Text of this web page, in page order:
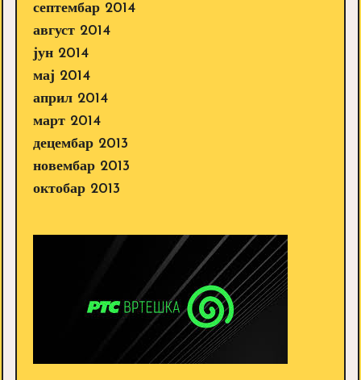
септембар 2014
август 2014
јун 2014
мај 2014
април 2014
март 2014
децембар 2013
новембар 2013
октобар 2013